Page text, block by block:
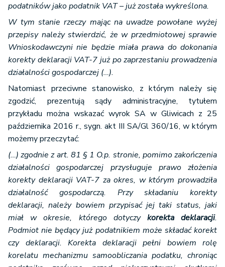
podatników jako podatnik VAT – już została wykreślona.
W tym stanie rzeczy mając na uwadze powołane wyżej
przepisy należy stwierdzić, że w przedmiotowej sprawie
Wnioskodawczyni nie będzie miała prawa do dokonania
korekty deklaracji VAT-7 już po zaprzestaniu prowadzenia
działalności gospodarczej (…).
Natomiast przeciwne stanowisko, z którym należy się
zgodzić, prezentują sądy administracyjne, tytułem
przykładu można wskazać wyrok SA w Gliwicach z 25
października 2016 r., sygn. akt III SA/Gl 360/16, w którym
możemy przeczytać:
(…) zgodnie z art. 81 § 1 O.p. stronie, pomimo zakończenia
działalności gospodarczej przysługuje prawo złożenia
korekty deklaracji VAT-7 za okres, w którym prowadziła
działalność gospodarczą. Przy składaniu korekty
deklaracji, należy bowiem przypisać jej taki status, jaki
miał w okresie, którego dotyczy korekta deklaracji.
Podmiot nie będący już podatnikiem może składać korekt
czy deklaracji. Korekta deklaracji pełni bowiem rolę
korelatu mechanizmu samoobliczania podatku, chroniąc